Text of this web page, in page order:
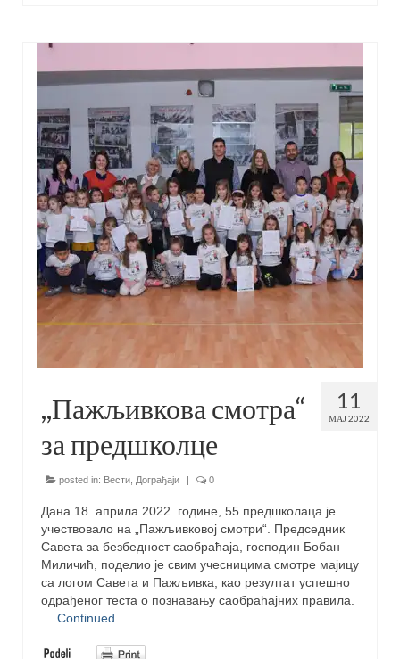
11
МАЈ 2022
,,Пажљивкова смотра“
за предшколце
posted in: Вести Дограђаји | 0
Дана 18. априла 2022. године, 55 предшколаца је
учествовало на „Пажљивковој смотри“. Председник
Савета за безбедност саобраћаја, господин Бобан
Миличић, поделио је свим учесницима смотре мајицу
са логом Савета и Пажљивка, као резултат успешно
одрађеног теста о познавању саобраћајних правила.
Continued